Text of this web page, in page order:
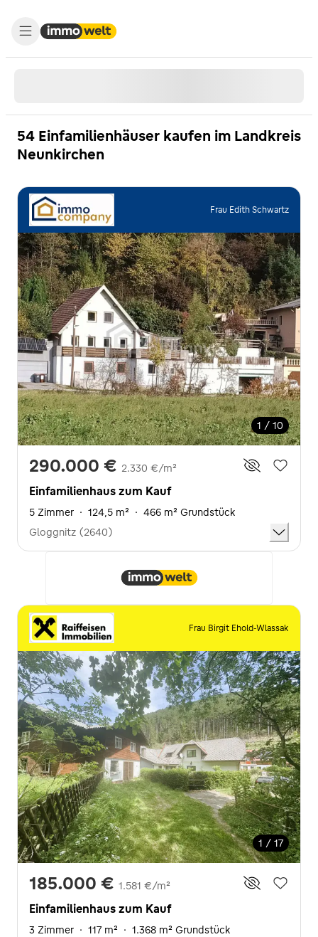
54 Einfamilienhäuser kaufen im Landkreis
Neunkirchen
Frau Edith Schwartz
1 / 10
290.000 € 2.330 €/m²
Einfamilienhaus zum Kauf
5 Zimmer · 124,5 m² · 466 m² Grundstück
Gloggnitz (2640)
Frau Birgit Ehold-Wlassak
1 / 17
185.000 € 1.581 €/m²
Einfamilienhaus zum Kauf
3 Zimmer · 117 m² · 1.368 m² Grundstück